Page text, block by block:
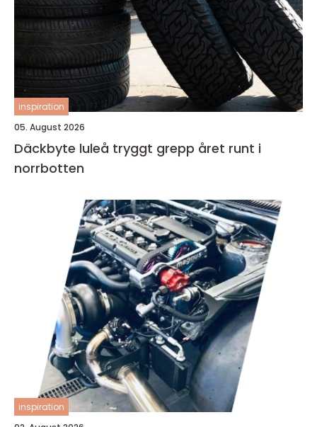
inspiration
05. August 2026
Däckbyte luleå tryggt grepp året runt i
norrbotten
inspiration